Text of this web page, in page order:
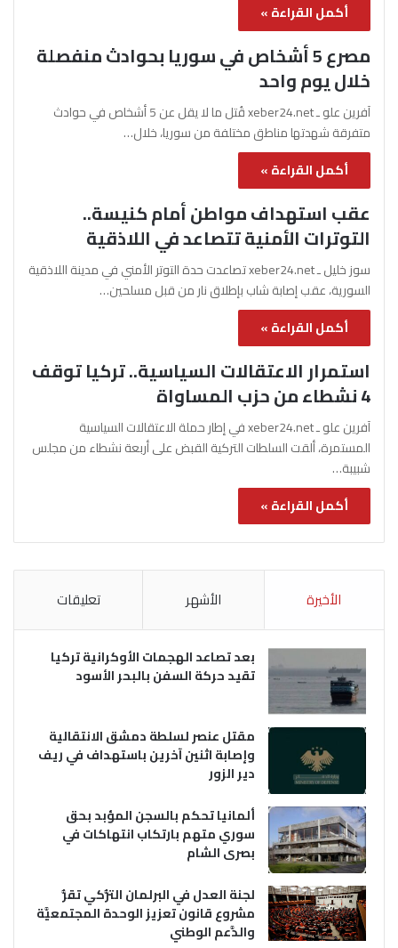
أكمل القراءة »
مصرع 5 أشخاص في سوريا بحوادث منفصلة
خلال يوم واحد
آفرين علو ـ xeber24.net قُتل ما لا يقل عن 5 أشخاص في حوادث
متفرقة شهدتها مناطق مختلفة من سوريا، خلال…
أكمل القراءة »
عقب استهداف مواطن أمام كنيسة..
التوترات الأمنية تتصاعد في اللاذقية
سوز خليل ـ xeber24.net تصاعدت حدة التوتر الأمني في مدينة اللاذقية
السورية، عقب إصابة شاب بإطلاق نار من قبل مسلحين…
أكمل القراءة »
استمرار الاعتقالات السياسية.. تركيا توقف
4 نشطاء من حزب المساواة
آفرين علو ـ xeber24.net في إطار حملة الاعتقالات السياسية
المستمرة، ألقت السلطات التركية القبض على أربعة نشطاء من مجلس
شبيبة…
أكمل القراءة »
الأخيرة الأشهر تعليقات
بعد تصاعد الهجمات الأوكرانية تركيا
تقيد حركة السفن بالبحر الأسود
مقتل عنصر لسلطة دمشق الانتقالية
وإصابة اثنين آخرين باستهداف في ريف
دير الزور
ألمانيا تحكم بالسجن المؤبد بحق
سوري متهم بارتكاب انتهاكات في
بصرى الشام
لجنة العدل في البرلمان التُّركي تقرُّ
مشروع قانون تعزيز الوحدة المجتمعيَّة
والدَّعم الوطني